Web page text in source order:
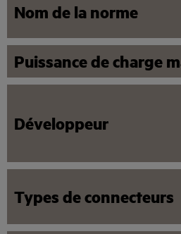
Nom de la norme
Puissance de charge
Développeur
Types de connecteurs